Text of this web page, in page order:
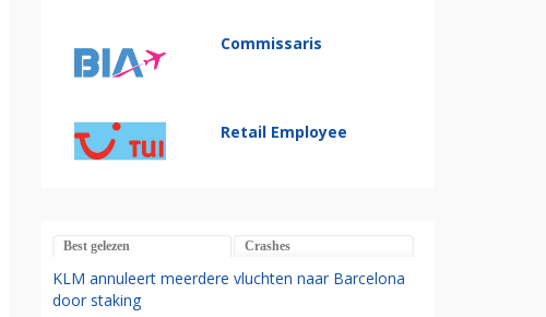
Commissaris
Retail Employee
Best gelezen Crashes
KLM annuleert meerdere vluchten naar Barcelona
door staking